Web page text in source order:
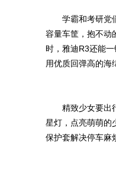
学霸和考研党
容量车筐，抱不动
时，雅迪R3还能
用优质回弹高的海
精致少女要出
星灯，点亮萌萌的
保护套解决停车麻